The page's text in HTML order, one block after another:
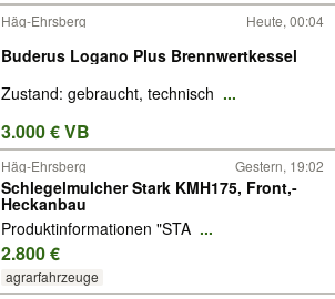
Häg-Ehrsberg Heute, 00:04
Buderus Logano Plus Brennwertkessel
Zustand: gebraucht, technisch ...
3.000 € VB
Häg-Ehrsberg Gestern, 19:02
Schlegelmulcher Stark KMH175, Front,-
Heckanbau
Produktinformationen "STA ...
2.800 €
agrarfahrzeuge